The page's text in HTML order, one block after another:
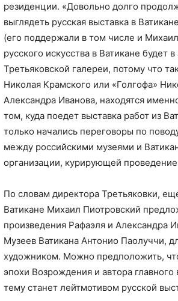
резиденции. «Довольно долго
выглядеть русская выставка в
(его поддержали в том числе и
русского искусства в Ватикане будет
Третьяковской галереи, потому что
Николая Крамского или «Голгофа»
Александра Иванова, находятся
том, куда поедет выставка работ из
только начались переговоры по
между российскими музеями и
организации, курирующей
По словам директора Третьяковки,
Ватикане Михаил Пиотровский
произведения Рафаэля и Александра
Музеев Ватикана Антонио Паолуччи,
художником. Можно предположить,
эпохи Возрождения и автора
тему станет лейтмотивом русской